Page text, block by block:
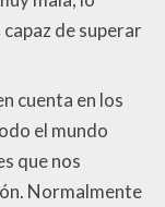
de superar
cuenta en los
el mundo
que nos
Normalmente